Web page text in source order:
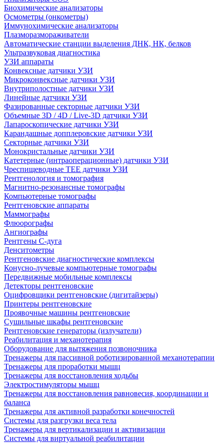
Биохимические анализаторы
Осмометры (онкометры)
Иммунохимические анализаторы
Плазморазмораживатели
Автоматические станции выделения ДНК, НК, белков
Ультразвуковая диагностика
УЗИ аппараты
Конвексные датчики УЗИ
Микроконвексные датчики УЗИ
Внутриполостные датчики УЗИ
Линейные датчики УЗИ
Фазированные секторные датчики УЗИ
Объемные 3D / 4D / Live-3D датчики УЗИ
Лапароскопические датчики УЗИ
Карандашные допплеровские датчики УЗИ
Секторные датчики УЗИ
Монокристальные датчики УЗИ
Катетерные (интраоперационные) датчики УЗИ
Чреспищеводные TEE датчики УЗИ
Рентгенология и томография
Магнитно-резонансные томографы
Компьютерные томографы
Рентгеновские аппараты
Маммографы
Флюорографы
Ангиографы
Рентгены С-дуга
Денситометры
Рентгеновские диагностические комплексы
Конусно-лучевые компьютерные томографы
Передвижные мобильные комплексы
Детекторы рентгеновские
Оцифровщики рентгеновские (дигитайзеры)
Принтеры рентгеновские
Проявочные машины рентгеновские
Сушильные шкафы рентгеновские
Рентгеновские генераторы (излучатели)
Реабилитация и механотерапия
Оборудование для вытяжения позвоночника
Тренажеры для пассивной роботизированной механотерапии
Тренажеры для проработки мышц
Тренажеры для восстановления ходьбы
Электростимуляторы мышц
Тренажеры для восстановления равновесия, координации и
баланса
Тренажеры для активной разработки конечностей
Системы для разгрузки веса тела
Тренажеры для вертикализации и активизации
Системы для виртуальной реабилитации